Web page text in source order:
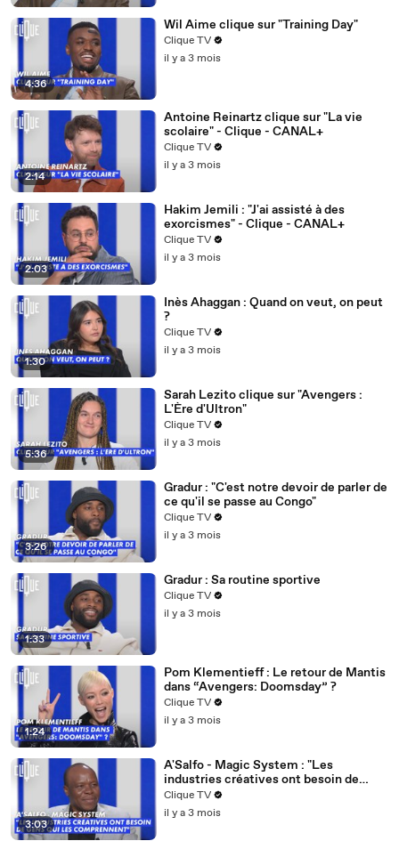
4:36
Wil Aime clique sur "Training Day"
Clique TV
il y a 3 mois
2:14
Antoine Reinartz clique sur "La vie
scolaire" - Clique - CANAL+
Clique TV
il y a 3 mois
2:03
Hakim Jemili : "J'ai assisté à des
exorcismes" - Clique - CANAL+
Clique TV
il y a 3 mois
1:30
Inès Ahaggan : Quand on veut, on peut
?
Clique TV
il y a 3 mois
5:36
Sarah Lezito clique sur "Avengers :
L'Ère d'Ultron"
Clique TV
il y a 3 mois
3:26
Gradur : "C'est notre devoir de parler de
ce qu'il se passe au Congo"
Clique TV
il y a 3 mois
1:33
Gradur : Sa routine sportive
Clique TV
il y a 3 mois
1:24
Pom Klementieff : Le retour de Mantis
dans “Avengers: Doomsday” ?
Clique TV
il y a 3 mois
3:03
A'Salfo - Magic System : "Les
industries créatives ont besoin de
gens qui les comprennent"
Clique TV
il y a 3 mois